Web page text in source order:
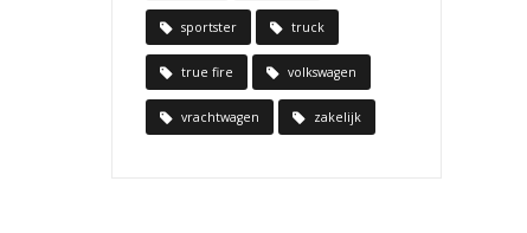
sportster truck
true fire volkswagen
vrachtwagen zakelijk